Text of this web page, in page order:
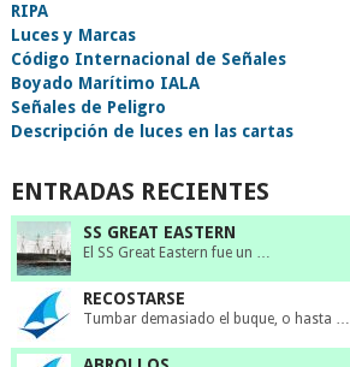
RIPA
Luces y Marcas
Código Internacional de Señales
Boyado Marítimo IALA
Señales de Peligro
Descripción de luces en las cartas
ENTRADAS RECIENTES
SS GREAT EASTERN
El SS Great Eastern fue un …
RECOSTARSE
Tumbar demasiado el buque, o hasta …